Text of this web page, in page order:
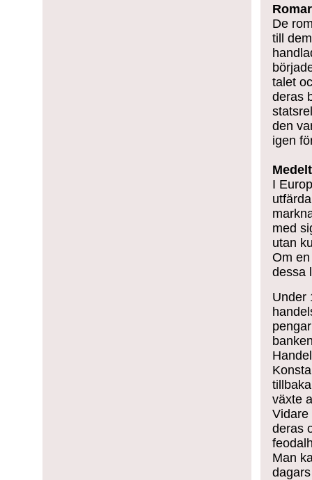
De
till
talet
deras
den
igen
I
med
utan
Om
dessa
Under
växte
Vidare
deras
Man